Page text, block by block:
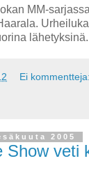
MM-
lähetyksinä.
Ei kommentteja:
2005
Show veti